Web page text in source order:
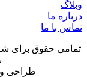
وبلاگ
درباره ما
تماس با ما
تمامی حقوق برای
طراحی